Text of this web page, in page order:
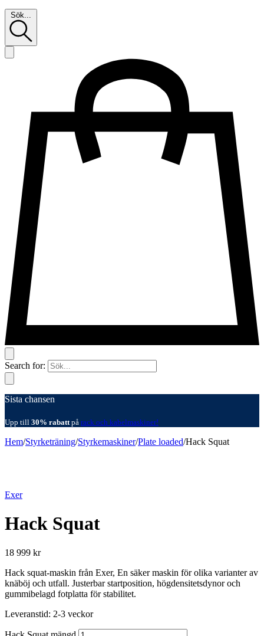
Sök...
Search for:
Sista chansen
Upp till 30% rabattpå rack och kabelmaskiner!
Hem/Styrketräning/Styrkemaskiner/Plate loaded/Hack Squat
Exer
Hack Squat
18 999 kr
Hack squat-maskin från Exer, En säker maskin för olika varianter av
knäböj och utfall. Justerbar startposition, högdensitetsdynor och
gummibelagd fotplatta för stabilitet.
Leveranstid: 2-3 veckor